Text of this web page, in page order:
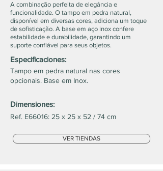
A combinação perfeita de elegância e
funcionalidade. O tampo em pedra natural,
disponível em diversas cores, adiciona um toque
de sofisticação. A base em aço inox confere
estabilidade e durabilidade, garantindo um
suporte confiável para seus objetos.
Especificaciones:
Tampo em pedra natural nas cores
opcionais. Base em Inox.
Dimensiones:
Ref. E66016: 25 x 25 x 52 / 74 cm
VER TIENDAS